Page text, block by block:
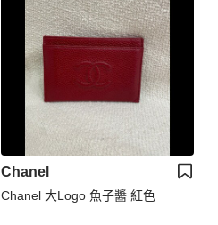
Chanel
Chanel 大Logo 魚子醬 紅色